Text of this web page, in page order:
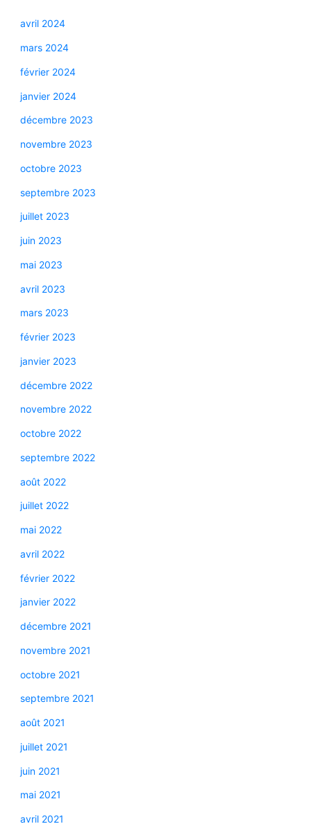
avril 2024
mars 2024
février 2024
janvier 2024
décembre 2023
novembre 2023
octobre 2023
septembre 2023
juillet 2023
juin 2023
mai 2023
avril 2023
mars 2023
février 2023
janvier 2023
décembre 2022
novembre 2022
octobre 2022
septembre 2022
août 2022
juillet 2022
mai 2022
avril 2022
février 2022
janvier 2022
décembre 2021
novembre 2021
octobre 2021
septembre 2021
août 2021
juillet 2021
juin 2021
mai 2021
avril 2021